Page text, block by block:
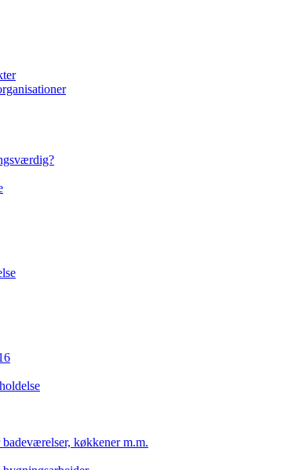
køkkener m.m.